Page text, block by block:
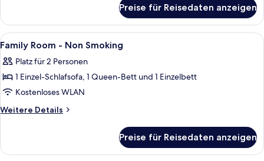
-
Twin
Room
Preise für Reisedaten anzeigen
Alle
Fotos
für
Family
Room
-
anzeigen
Zimmersafe, Schreibtisch,
4
Family Room - Non Smoking
Platz für 2 Personen
1 Einzel-Schlafsofa, 1 Queen-Bett und 1 Einzelbett
Kostenloses WLAN
Weitere Details
Weitere
Room
Preise für Reisedaten anzeigen